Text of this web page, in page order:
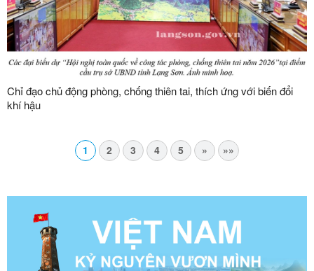
Chỉ đạo chủ động phòng, chống thiên tai, thích ứng với biến đổi
khí hậu
1 2 3 4 5 » »»